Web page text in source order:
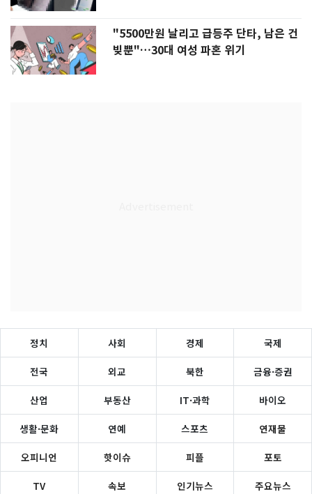
"5500만원 날리고 급등주 단타, 남은 건
빚뿐"…30대 여성 파혼 위기
정치 사회 경제 국제
전국 외교 북한 금융·증권
산업 부동산 IT·과학 바이오
생활·문화 연예 스포츠 연재물
오피니언 핫이슈 피플 포토
TV 속보 인기뉴스 주요뉴스